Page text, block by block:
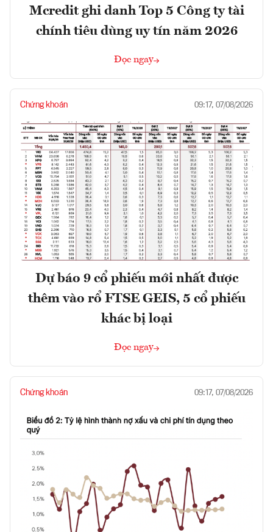
Mcredit ghi danh Top 5 Công ty tài
chính tiêu dùng uy tín năm 2026
Đọc ngay
Chứng khoán 09:17, 07/08/2026
Dự báo 9 cổ phiếu mới nhất được
thêm vào rổ FTSE GEIS, 5 cổ phiếu
khác bị loại
Đọc ngay
Chứng khoán 09:17, 07/08/2026